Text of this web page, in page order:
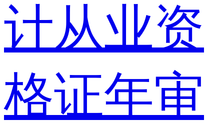
计从业资
格证年审